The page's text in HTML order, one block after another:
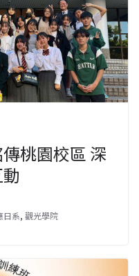
桃園校區 深
日系, 觀光學院